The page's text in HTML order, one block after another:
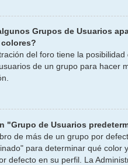
Grupos de Usuarios
del foro tiene la posibilidad
de un grupo para hacer
"Grupo de Usuarios
de más de un grupo por
para determinar qué color
defecto en su perfil. La